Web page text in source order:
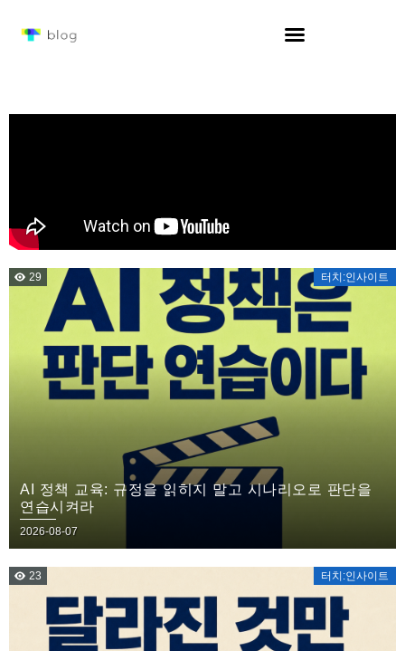
29 터치:인사이트
AI 정책 교육: 규정을 읽히지 말고 시나리오로 판단을
연습시켜라
2026-08-07
23 터치:인사이트